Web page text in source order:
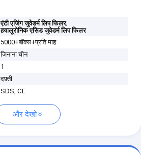
एंटी एजिंग जुवेडर्म लिप फिलर,
हयालूरोनिक एसिड जुवेडर्म लिप फिलर
5000+बॉक्स+प्रति माह
जिनाना चीन
1
दफ़्ती
SDS, CE
और देखो